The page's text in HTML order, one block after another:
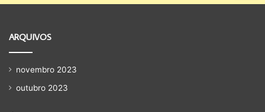
ARQUIVOS
novembro 2023
outubro 2023